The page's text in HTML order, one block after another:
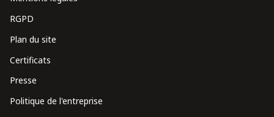
RGPD
Plan du site
Certificats
Presse
Politique de l'entreprise